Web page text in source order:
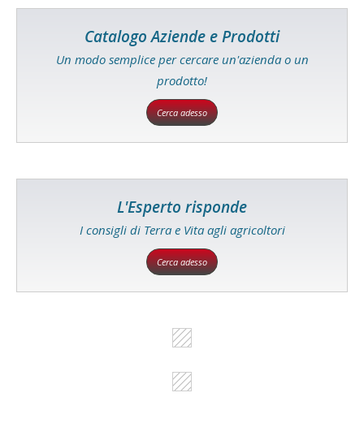
Catalogo Aziende e Prodotti
Un modo semplice per cercare un'azienda o un
prodotto!
Cerca adesso
L'Esperto risponde
I consigli di Terra e Vita agli agricoltori
Cerca adesso